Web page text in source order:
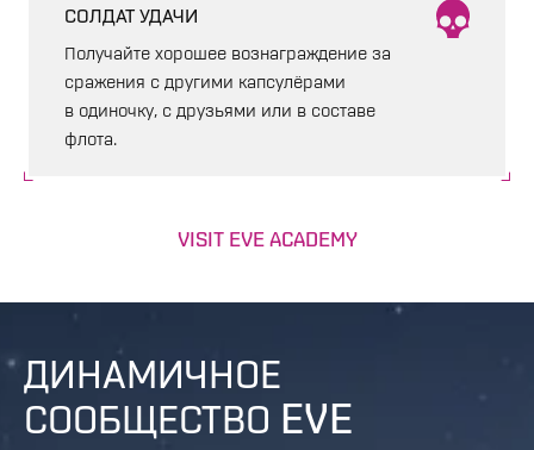
СОЛДАТ УДАЧИ
Получайте хорошее вознаграждение за
сражения с другими капсулёрами
в одиночку, с друзьями или в составе
флота.
VISIT EVE ACADEMY
ДИНАМИЧНОЕ
СООБЩЕСТВО EVE